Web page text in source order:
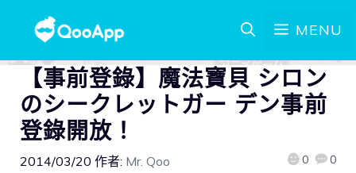
MENU
【事前登錄】魔法寶貝 シロン
のシークレットガー デン事前
登錄開放！
2014/03/20 作者: Mr. Qoo 0 0